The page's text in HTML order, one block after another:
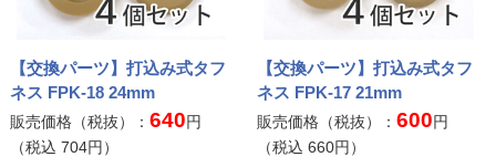
【交換パーツ】打込み式タフ
ネス FPK-18 24mm
販売価格（税抜）： 640円
（税込 704円）
【交換パーツ】打込み式タフ
ネス FPK-17 21mm
販売価格（税抜）：600円
（税込660円）